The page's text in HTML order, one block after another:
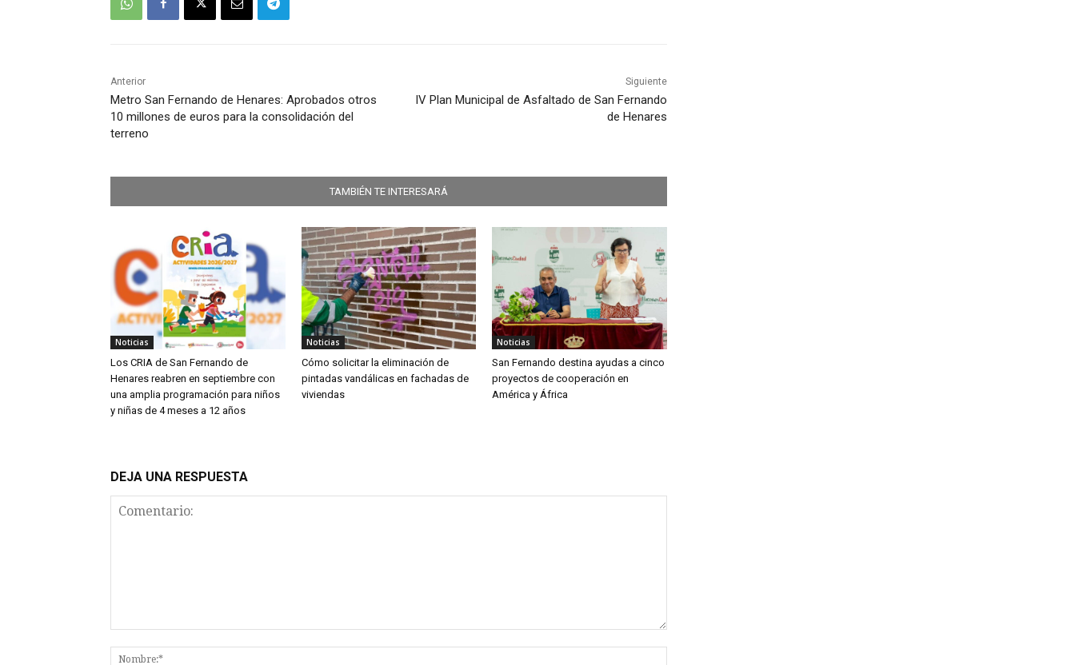
Anterior
Metro San Fernando de Henares: Aprobados otros
10 millones de euros para la consolidación del
terreno
Siguiente
IV Plan Municipal de Asfaltado de San Fernando
de Henares
TAMBIÉN TE INTERESARÁ
Noticias
Los CRIA de San Fernando de
Henares reabren en septiembre con
una amplia programación para niños
y niñas de 4 meses a 12 años
Noticias
Cómo solicitar la eliminación de
pintadas vandálicas en fachadas de
viviendas
Noticias
San Fernando destina ayudas a cinco
proyectos de cooperación en
América y África
DEJA UNA RESPUESTA